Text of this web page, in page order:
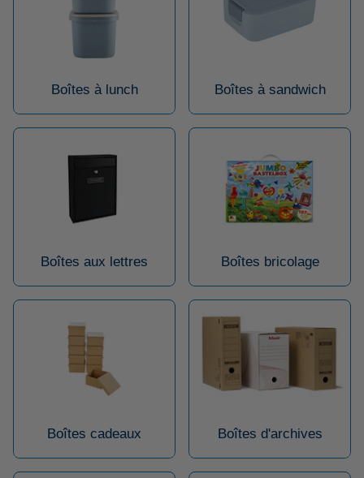
Boîtes à lunch Boîtes à sandwich
Boîtes aux lettres Boîtes bricolage
Boîtes cadeaux Boîtes d'archives